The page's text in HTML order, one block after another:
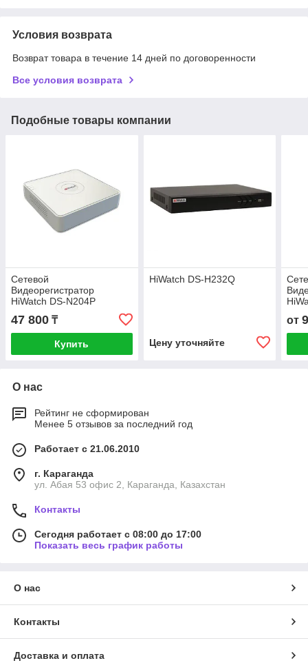
Условия возврата
Возврат товара в течение 14 дней по договоренности
Все условия возврата
Подобные товары компании
Сетевой
Видеорегистратор
HiWatch DS-N204P
47 800 ₸
Купить
HiWatch DS-H232Q
Цену уточняйте
от
О нас
Рейтинг не сформирован
Менее 5 отзывов за последний год
Работает с 21.06.2010
г. Караганда
ул. Абая 53 офис 2, Караганда, Казахстан
Контакты
Сегодня работает с 08:00 до 17:00
Показать весь график работы
О нас
Контакты
Доставка и оплата